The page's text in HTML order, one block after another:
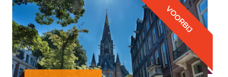
VOORBIJ